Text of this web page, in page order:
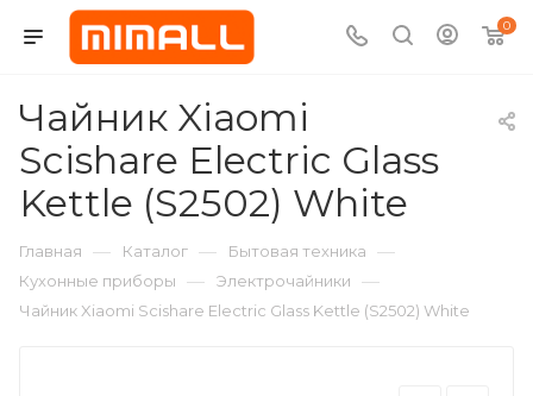
0
Чайник Xiaomi
Scishare Electric Glass
Kettle (S2502) White
Главная — Каталог — Бытовая техника —
Кухонные приборы — Электрочайники —
Чайник Xiaomi Scishare Electric Glass Kettle (S2502) White